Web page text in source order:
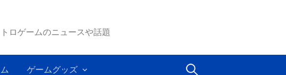
ロゲームのニュースや話題
ゲームグッズ 検